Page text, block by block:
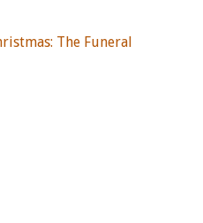
The Funeral